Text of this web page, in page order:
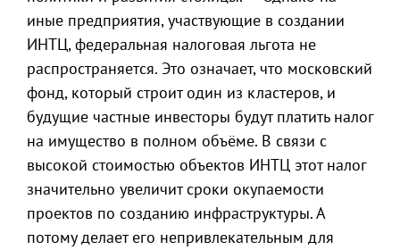
иные предприятия, участвующие в создании
ИНТЦ, федеральная налоговая льгота не
распространяется. Это означает, что московский
фонд, который строит один из кластеров, и
будущие частные инвесторы будут платить налог
на имущество в полном объёме. В связи с
высокой стоимостью объектов ИНТЦ этот налог
значительно увеличит сроки окупаемости
проектов по созданию инфраструктуры. А
потому делает его непривлекательным для